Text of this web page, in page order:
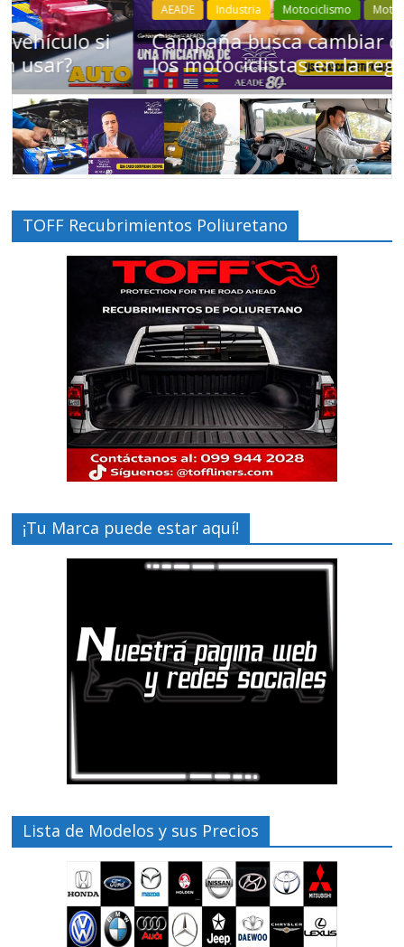
AEADE Industria Motociclismo Motos Movilidad
Campaña busca cambiar destino de
los motociclistas en la región
TOFF Recubrimientos Poliuretano
¡Tu Marca puede estar aquí!
Lista de Modelos y sus Precios